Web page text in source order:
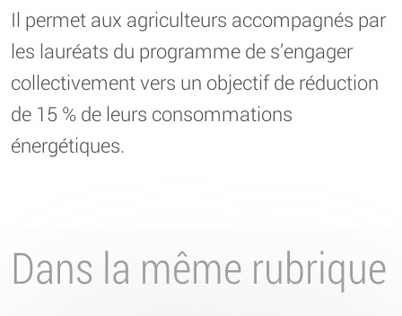
Il permet aux agriculteurs accompagnés par
les lauréats du programme de s’engager
collectivement vers un objectif de réduction
de 15 % de leurs consommations
énergétiques.
Dans la même rubrique